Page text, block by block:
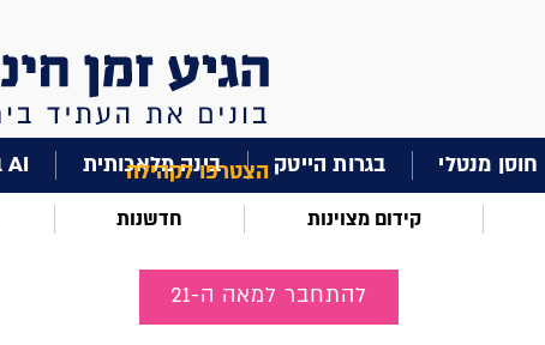
הצטרפו לקהילה חוסן מנטלי בגרות הייטק בינה מלאכותית AI בחינוך
קידום מצוינות חדשנות
להתחבר למאה ה-21